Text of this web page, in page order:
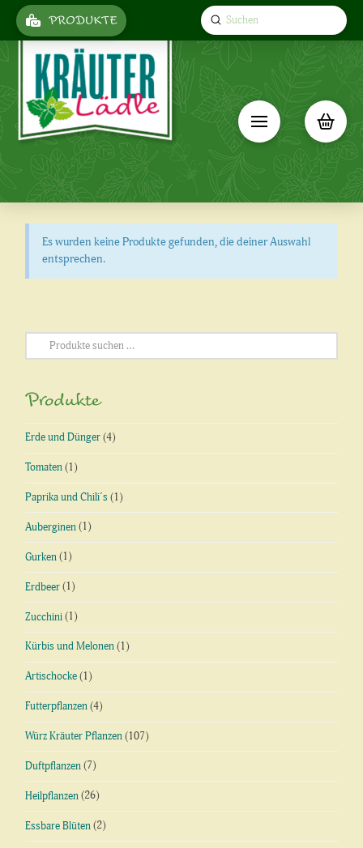
PRODUKTE Search
Submit
Es wurden keine Produkte gefunden, die deiner Auswahl
entsprechen.
Suchen
nach:
Produkte
Erde und Dünger (4)
Tomaten (1)
Paprika und Chili´s (1)
Auberginen (1)
Gurken (1)
Erdbeer (1)
Zucchini (1)
Kürbis und Melonen (1)
Artischocke (1)
Futterpflanzen (4)
Würz Kräuter Pflanzen (107)
Duftpflanzen (7)
Heilpflanzen (26)
Essbare Blüten (2)